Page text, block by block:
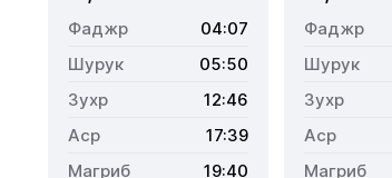
04:07
05:50
12:46
17:39
19:40